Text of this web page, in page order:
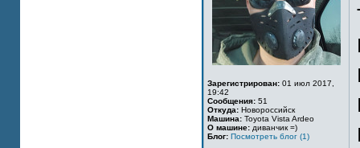
Зарегистрирован: 01 июл 2017,
19:42
Сообщения: 51
Откуда: Новороссийск
Машина: Toyota Vista Ardeo
О машине: диванчик =)
Блог: Посмотреть блог (1)